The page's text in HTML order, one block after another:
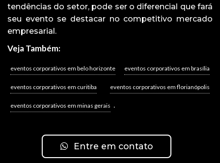
tendências do setor, pode ser o diferencial que fará
seu evento se destacar no competitivo mercado
empresarial.
Veja Também:
eventos corporativos em belo horizonte eventos corporativos em brasília
eventos corporativos em curitiba eventos corporativos em florianópolis
eventos corporativos em minas gerais .
Entre em contato